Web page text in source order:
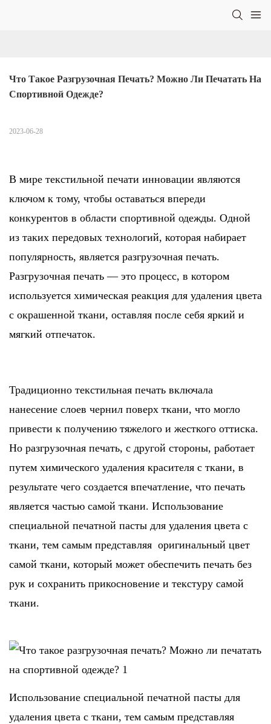
Что Такое Разгрузочная Печать? Можно Ли Печатать На
Спортивной Одежде?
2023-06-28
В мире текстильной печати инновации являются
ключом к тому, чтобы оставаться впереди
конкурентов в области спортивной одежды. Одной
из таких передовых технологий, которая набирает
популярность, является разгрузочная печать.
Разгрузочная печать — это процесс, в котором
используется химическая реакция для удаления цвета
с окрашенной ткани, оставляя после себя яркий и
мягкий отпечаток.
Традиционно текстильная печать включала
нанесение слоев чернил поверх ткани, что могло
привести к получению тяжелого и жесткого оттиска.
Но разгрузочная печать, с другой стороны, работает
путем химического удаления красителя с ткани, в
результате чего создается впечатление, что печать
является частью самой ткани. Использование
специальной печатной пасты для удаления цвета с
ткани, тем самым представляя оригинальный цвет
самой ткани, который может обеспечить печать без
рук и сохранить прикосновение и текстуру самой
ткани.
Использование специальной печатной пасты для
удаления цвета с ткани, тем самым представляя